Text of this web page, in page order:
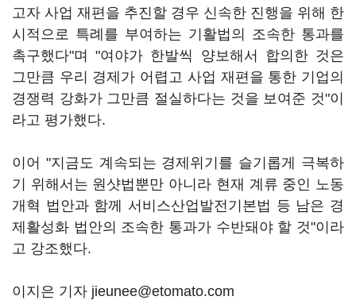
고자 사업 재편을 추진할 경우 신속한 진행을 위해 한
시적으로 특례를 부여하는 기활법의 조속한 통과를
촉구했다"며 "여야가 한발씩 양보해서 합의한 것은
그만큼 우리 경제가 어렵고 사업 재편을 통한 기업의
경쟁력 강화가 그만큼 절실하다는 것을 보여준 것"이
라고 평가했다.
이어 "지금도 계속되는 경제위기를 슬기롭게 극복하
기 위해서는 원샷법뿐만 아니라 현재 계류 중인 노동
개혁 법안과 함께 서비스산업발전기본법 등 남은 경
제활성화 법안의 조속한 통과가 수반돼야 할 것"이라
고 강조했다.
이지은 기자 jieunee@etomato.com